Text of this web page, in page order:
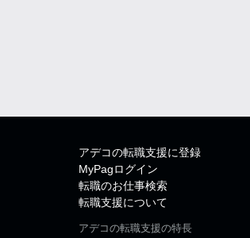
アデコの転職支援に登録
MyPagログイン
転職のお仕事検索
転職支援について
アデコの転職支援の特長